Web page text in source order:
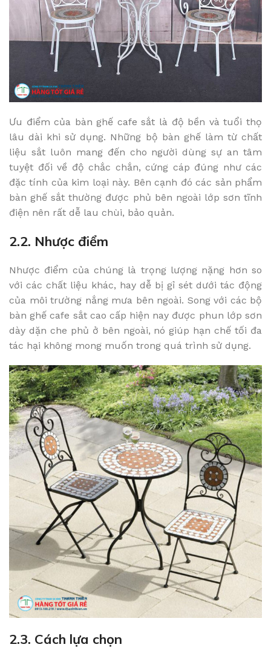
Ưu điểm của bàn ghế cafe sắt là độ bền và tuổi thọ
lâu dài khi sử dụng. Những bộ bàn ghế làm từ chất
liệu sắt luôn mang đến cho người dùng sự an tâm
tuyệt đối về độ chắc chắn, cứng cáp đúng như các
đặc tính của kim loại này. Bên cạnh đó các sản phẩm
bàn ghế sắt thường được phủ bên ngoài lớp sơn tĩnh
điện nên rất dễ lau chùi, bảo quản.
2.2. Nhược điểm
Nhược điểm của chúng là trọng lượng nặng hơn so
với các chất liệu khác, hay dễ bị gỉ sét dưới tác động
của môi trường nắng mưa bên ngoài. Song với các bộ
bàn ghế cafe sắt cao cấp hiện nay được phun lớp sơn
dày dặn che phủ ở bên ngoài, nó giúp hạn chế tối đa
tác hại không mong muốn trong quá trình sử dụng.
2.3. Cách lựa chọn